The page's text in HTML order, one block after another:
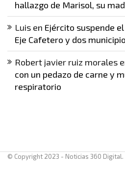
hallazgo de Marisol, su
Luis en Ejército suspende
Eje Cafetero y dos
Robert javier ruiz morales
con un pedazo de carne y
respiratorio
© Copyright 2023 - Noticias 360